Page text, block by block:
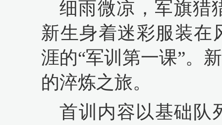
细雨微凉，军旗猎
新生身着迷彩服装在
涯的“军训第一课”。
的淬炼之旅。
首训内容以基础队